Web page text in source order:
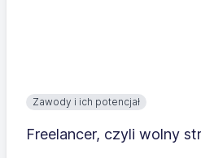
Zawody i ich potencjał
Freelancer, czyli wolny